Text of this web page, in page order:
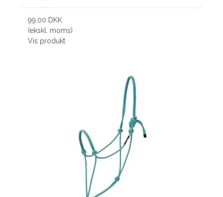
99,00 DKK
(ekskl. moms)
Vis produkt